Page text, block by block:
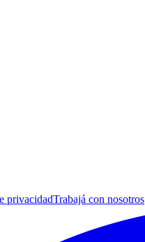
privacidadTrabajá con nosotros